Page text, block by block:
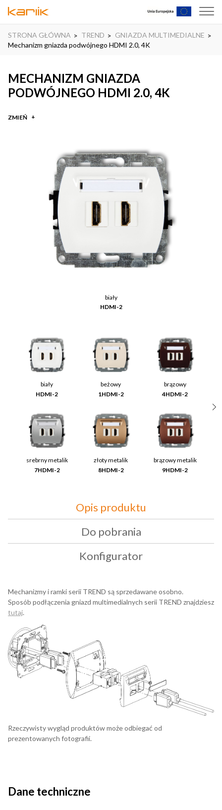
STRONA GŁÓWNA TREND
GNIAZDA MULTIMEDIALNE
Mechanizm gniazda podwójnego HDMI 2.0, 4K
MECHANIZM GNIAZDA
PODWÓJNEGO HDMI 2.0, 4K
ZMIEŃ
biały
HDMI-2
biały
HDMI-2
beżowy
1HDMI-2
brązowy
4HDMI-2
srebrny metalik
7HDMI-2
złoty metalik
8HDMI-2
brązowy metalik
9HDMI-2
Opis produktu
Do pobrania
Konfigurator
Mechanizmy i ramki serii TREND są sprzedawane osobno.
Sposób podłączenia gniazd multimedialnych serii TREND znajdziesz
tutaj.
Rzeczywisty wygląd produktów może odbiegać od
prezentowanych fotografii.
Dane techniczne